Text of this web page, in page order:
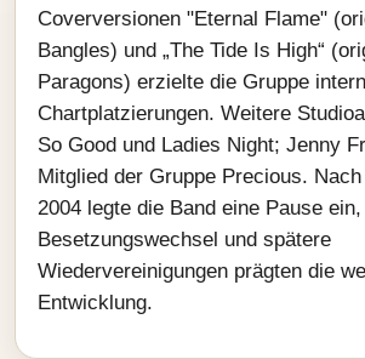
Coverversionen "Eternal Flame"
Bangles) und „The Tide Is High“
Paragons) erzielte die Gruppe
Chartplatzierungen. Weitere
So Good und Ladies Night; Jenny
Mitglied der Gruppe Precious.
2004 legte die Band eine Pause ein,
Besetzungswechsel und spätere
Wiedervereinigungen prägten die
Entwicklung.